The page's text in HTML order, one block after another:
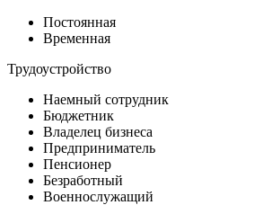
Постоянная
Временная
Трудоустройство
Наемный сотрудник
Бюджетник
Владелец бизнеса
Предприниматель
Пенсионер
Безработный
Военнослужащий